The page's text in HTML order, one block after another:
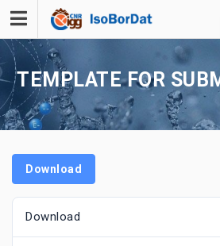
Skip
to
content
TEMPLATE FOR
Download
Download